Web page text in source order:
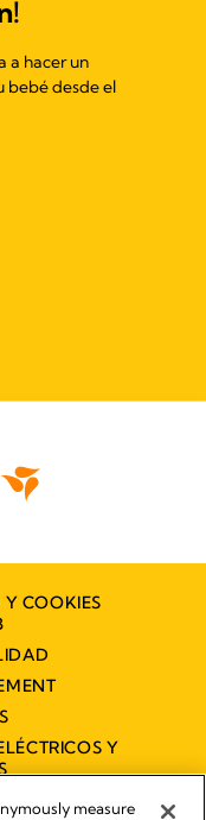
a hacer un
bebé desde el
COOKIES
Y
measure